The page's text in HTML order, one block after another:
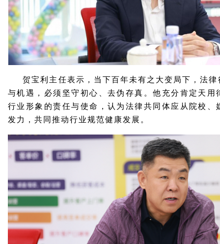
贺宝利主任表示，当下百年未有之大变局下，法律
与机遇，必须坚守初心、去伪存真。他充分肯定天用
行业形象的责任与使命，认为法律共同体应从院校、
发力，共同推动行业规范健康发展。